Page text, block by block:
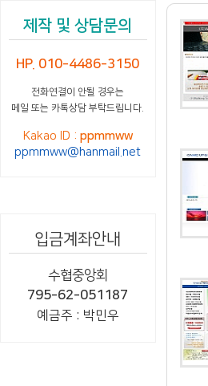
제작 및 상담문의
HP. 010-4486-3150
전화연결이 안될 경우는
메일 또는 카톡상담 부탁드립니다.
Kakao ID : ppmmww
ppmmww@hanmail.net
입금계좌안내
수협중앙회
795-62-051187
예금주 : 박민우